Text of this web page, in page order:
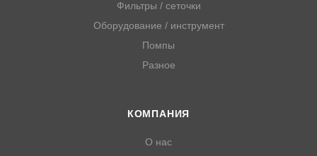
Фильтры / сеточки
Оборудование / инструмент
Помпы
Разное
КОМПАНИЯ
О нас